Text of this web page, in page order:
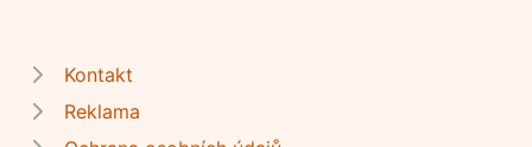
Kontakt
Reklama